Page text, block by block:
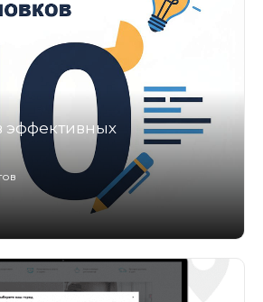
эффективных